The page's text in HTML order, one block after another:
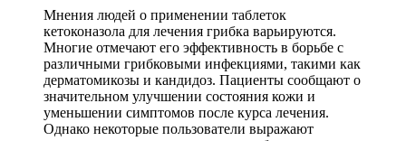
Мнения людей о применении таблеток
кетоконазола для лечения грибка варьируются.
Многие отмечают его эффективность в борьбе с
различными грибковыми инфекциями, такими как
дерматомикозы и кандидоз. Пациенты сообщают о
значительном улучшении состояния кожи и
уменьшении симптомов после курса лечения.
Однако некоторые пользователи выражают